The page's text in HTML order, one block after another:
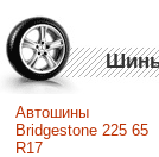
Автошины
Bridgestone 225 65
R17